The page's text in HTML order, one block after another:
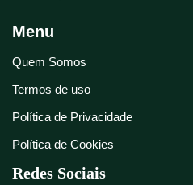
Menu
Quem Somos
Termos de uso
Política de Privacidade
Política de Cookies
Redes Sociais